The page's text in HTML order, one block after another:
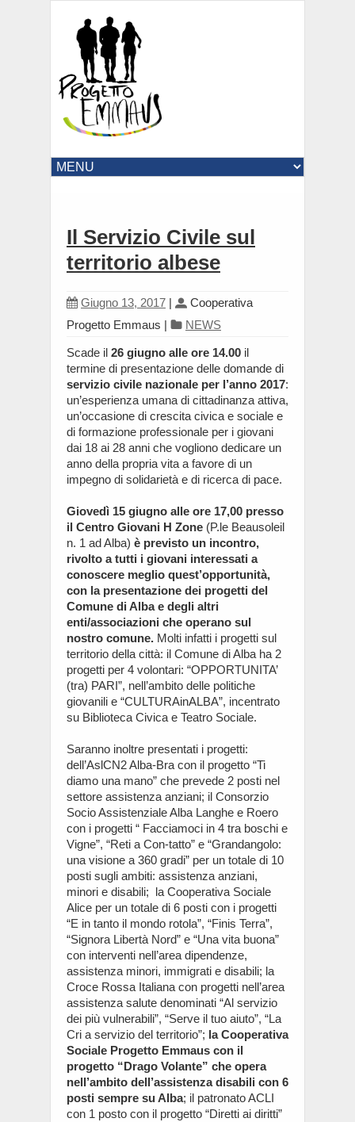
Il Servizio Civile sul
territorio albese
Giugno 13, 2017 |
Cooperativa
Progetto Emmaus | NEWS
Scade il 26 giugno alle ore 14.00 il
termine di presentazione delle domande di
servizio civile nazionale per l’anno 2017:
un’esperienza umana di cittadinanza attiva,
un’occasione di crescita civica e sociale e
di formazione professionale per i giovani
dai 18 ai 28 anni che vogliono dedicare un
anno della propria vita a favore di un
impegno di solidarietà e di ricerca di pace.
Giovedì 15 giugno alle ore 17,00 presso
il Centro Giovani H Zone (P.le Beausoleil
n. 1 ad Alba) è previsto un incontro,
rivolto a tutti i giovani interessati a
conoscere meglio quest’opportunità,
con la presentazione dei progetti del
Comune di Alba e degli altri
enti/associazioni che operano sul
nostro comune. Molti infatti i progetti sul
territorio della città: il Comune di Alba ha 2
progetti per 4 volontari: “OPPORTUNITA’
(tra) PARI”, nell’ambito delle politiche
giovanili e “CULTURAinALBA”, incentrato
su Biblioteca Civica e Teatro Sociale.
Saranno inoltre presentati i progetti:
dell’AslCN2 Alba-Bra con il progetto “Ti
diamo una mano” che prevede 2 posti nel
settore assistenza anziani; il Consorzio
Socio Assistenziale Alba Langhe e Roero
con i progetti “ Facciamoci in 4 tra boschi e
Vigne”, “Reti a Con-tatto” e “Grandangolo:
una visione a 360 gradi” per un totale di 10
posti sugli ambiti: assistenza anziani,
minori e disabili; la Cooperativa Sociale
Alice per un totale di 6 posti con i progetti
“E in tanto il mondo rotola”, “Finis Terra”,
“Signora Libertà Nord” e “Una vita buona”
con interventi nell’area dipendenze,
assistenza minori, immigrati e disabili; la
Croce Rossa Italiana con progetti nell’area
assistenza salute denominati “Al servizio
dei più vulnerabili”, “Serve il tuo aiuto”, “La
Cri a servizio del territorio”; la Cooperativa
Sociale Progetto Emmaus con il
progetto “Drago Volante” che opera
nell’ambito dell’assistenza disabili con 6
posti sempre su Alba; il patronato ACLI
con 1 posto con il progetto “Diretti ai diritti”